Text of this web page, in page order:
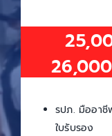
รปภ. มืออาชี
ใบรับรอง